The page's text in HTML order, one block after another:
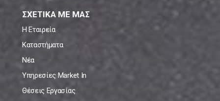
ΣΧΕΤΙΚΑ ΜΕ ΜΑΣ
Η Εταιρεία
Καταστήματα
Νέα
Υπηρεσίες Market In
Θέσεις Εργασίας